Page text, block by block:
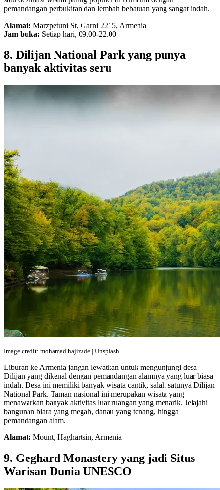
pemandangan perbukitan dan lembah bebatuan yang sangat indah.
Alamat: Marzpetuni St, Garni 2215, Armenia
Jam buka: Setiap hari, 09.00-22.00
8. Dilijan National Park yang punya
banyak aktivitas seru
Image credit: mohamad hajizade | Unsplash
Liburan ke Armenia jangan lewatkan untuk mengunjungi desa
Dilijan yang dikenal dengan pemandangan alamnya yang luar biasa
indah. Desa ini memiliki banyak wisata cantik, salah satunya Dilijan
National Park. Taman nasional ini merupakan wisata yang
menawarkan banyak aktivitas luar ruangan yang menarik. Jelajahi
bangunan biara yang megah, danau yang tenang, hingga
pemandangan alam.
Alamat: Mount, Haghartsin, Armenia
9. Geghard Monastery yang jadi Situs
Warisan Dunia UNESCO